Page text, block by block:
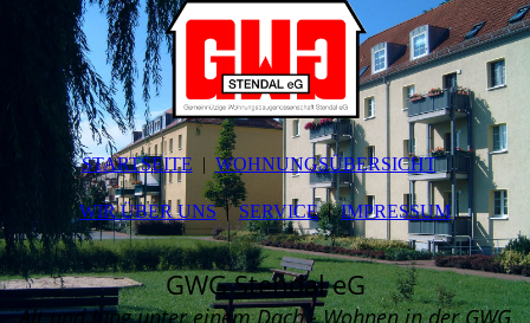
STARTSEITE WOHNUNGSÜBERSICHT
WIR ÜBER UNS SERVICE IMPRESSUM
GWG Stendal eG
Alt und Jung unter einem Dach - Wohnen in der GWG